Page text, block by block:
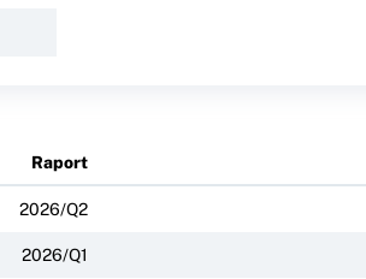
Raport
2026/Q2
2026/Q1